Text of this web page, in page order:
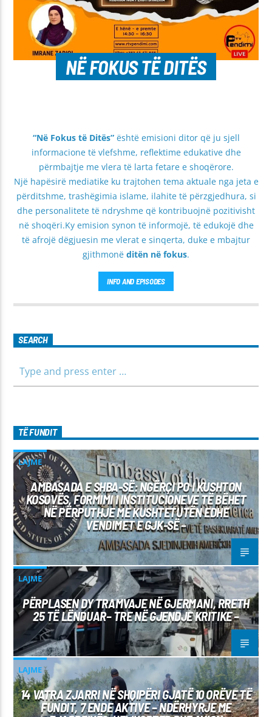
NË FOKUS TË DITËS
“Në Fokus të Ditës”është emisioni ditor që ju sjell
informacione të vlefshme, reflektime edukative dhe
përmbajtje me vlera të larta fetare e shoqërore.
Një hapësirë mediatike ku trajtohen tema aktuale nga jeta e
përditshme, trashëgimia islame, ilahite të përzgjedhura, si
dhe personalitete të ndryshme që kontribuojnë pozitivisht
në shoqëri.Ky emision synon të informojë, të edukojë dhe
të afrojë dëgjuesin me vlerat e sinqerta, duke e mbajtur
gjithmonë ditën në fokus.
INFO AND EPISODES
SEARCH
TË FUNDIT
LAJME
AMBASADA E SHBA-SË: NGËRÇI PO I KUSHTON
KOSOVËS, FORMIMI I INSTITUCIONEVE TË BËHET
NË PËRPUTHJE ME KUSHTETUTËN EDHE
VENDIMET E GJK-SË –
LAJME
PËRPLASEN DY TRAMVAJE NË GJERMANI, RRETH
25 TË LËNDUAR– TRE NË GJENDJE KRITIKE –
LAJME
14 VATRA ZJARRI NË SHQIPËRI GJATË 10 ORËVE TË
FUNDIT, 7 ENDE AKTIVE – NDËRHYRJE ME